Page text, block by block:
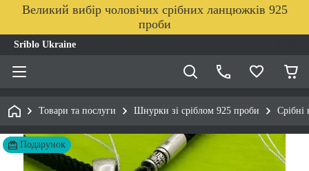
Великий вибір чоловічих срібних ланцюжків 925
проби
Sriblo Ukraine
Товари та послуги Шнурки зі сріблом 925 проби
Подарунок